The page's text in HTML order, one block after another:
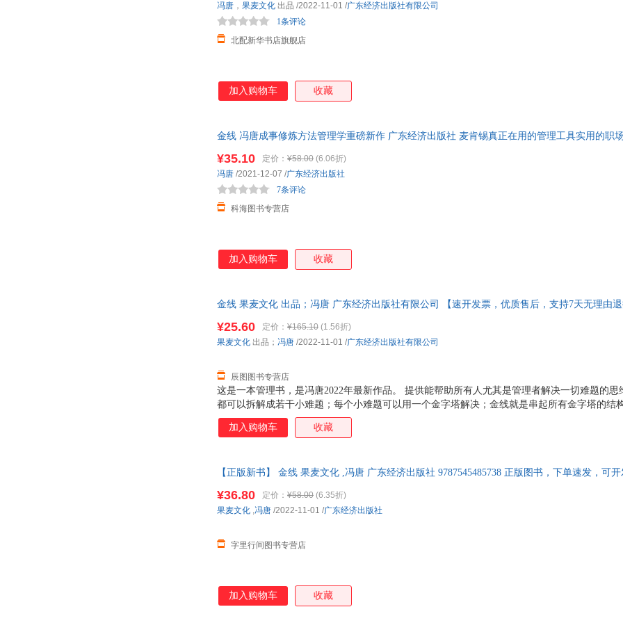
北配新华书店旗舰店
1条评论
冯唐 ， 果麦文化 出品 /2022-11-01 /广东经济出版社有限公司
加入购物车 收藏
金线 冯唐成事修炼方法管理学重磅新作 广东经济出版社 麦肯锡真正在用的管理工具实用的职
¥35.10 定价： ¥58.00 (6.06折)
科海图书专营店
7条评论
冯唐 /2021-12-07 /广东经济出版社
加入购物车 收藏
金线 果麦文化 出品；冯唐 广东经济出版社有限公司 【速开发票，优质售后，支持7天无理由退
这是一本管理书，是冯唐2022年最新作品。 提供能帮助所有人尤其是管理者解决一切难题的思
都可以拆解成若干小难题；每个小难题可以用一个金字塔解决；金线就是串起所有金字塔的结
达。 冯唐的管理学是中西合璧的成事学。 掌握金线原理，就能解决一切问题。
¥25.60 定价： ¥165.10 (1.56折)
辰图图书专营店
果麦文化 出品； 冯唐 /2022-11-01 /广东经济出版社有限公司
加入购物车 收藏
【正版新书】 金线 果麦文化 ,冯唐 广东经济出版社 9787545485738 正版图书，下单速发，可开
¥36.80 定价： ¥58.00 (6.35折)
字里行间图书专营店
果麦文化 ,冯唐 /2022-11-01 /广东经济出版社
加入购物车 收藏